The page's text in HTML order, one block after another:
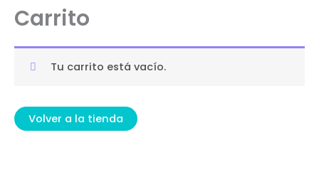
Carrito
Tu carrito está vacío.
Volver a la tienda